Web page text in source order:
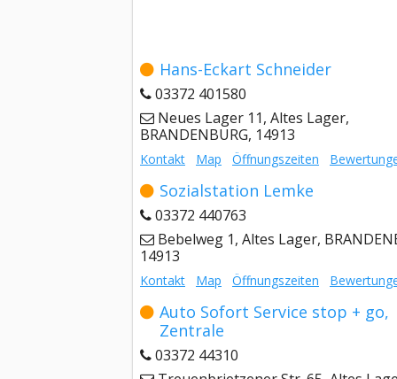
Hans-Eckart Schneider
03372 401580
Neues Lager 11, Altes Lager,
BRANDENBURG, 14913
Kontakt Map Öffnungszeiten
Sozialstation Lemke
03372 440763
Bebelweg 1, Altes Lager,
14913
Kontakt Map Öffnungszeiten
Auto Sofort Service stop + go,
Zentrale
03372 44310